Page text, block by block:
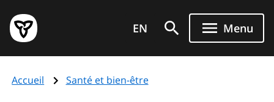
au
contenu
principal
Page
d'accueil
de
EN Menu
Accueil Santé et bien-être